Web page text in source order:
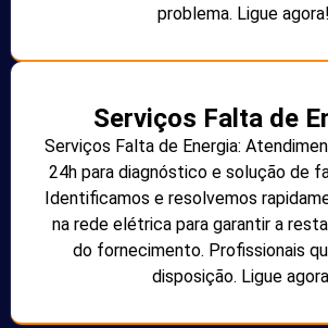
problema. Ligue agora!
Serviços Falta de
Serviços Falta de Energia:
24h para diagnóstico e solução de
Identificamos e resolvemos
na rede elétrica para garantir a
do fornecimento. Profissionais
disposição. Ligue